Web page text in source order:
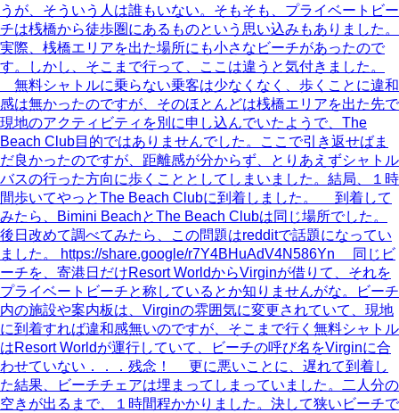
うが、そういう人は誰もいない。そもそも、プライベートビー
チは桟橋から徒歩圏にあるものという思い込みもありました。
実際、桟橋エリアを出た場所にも小さなビーチがあったので
す。しかし、そこまで行って、ここは違うと気付きました。
無料シャトルに乗らない乗客は少なくなく、歩くことに違和
感は無かったのですが、そのほとんどは桟橋エリアを出た先で
現地のアクティビティを別に申し込んでいたようで、The
Beach Club目的ではありませんでした。ここで引き返せばま
だ良かったのですが、距離感が分からず、とりあえずシャトル
バスの行った方向に歩くこととしてしまいました。結局、１時
間歩いてやっとThe Beach Clubに到着しました。 到着して
みたら、Bimini BeachとThe Beach Clubは同じ場所でした。
後日改めて調べてみたら、この問題はredditで話題になってい
ました。 https://share.google/r7Y4BHuAdV4N586Yn 同じビ
ーチを、寄港日だけResort WorldからVirginが借りて、それを
プライベートビーチと称しているとか知りませんがな。ビーチ
内の施設や案内板は、Virginの雰囲気に変更されていて、現地
に到着すれば違和感無いのですが、そこまで行く無料シャトル
はResort Worldが運行していて、ビーチの呼び名をVirginに合
わせていない．．．残念！ 更に悪いことに、遅れて到着し
た結果、ビーチチェアは埋まってしまっていました。二人分の
空きが出るまで、１時間程かかりました。決して狭いビーチで